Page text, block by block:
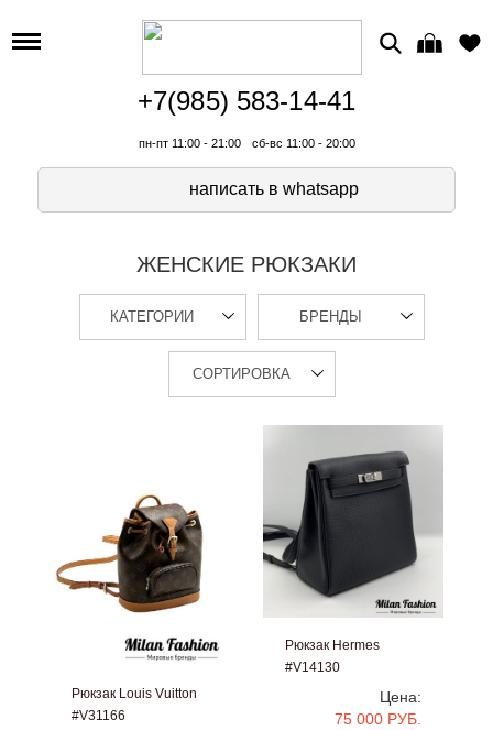
+7(985) 583-14-41
пн-пт 11:00 - 21:00 сб-вс 11:00 - 20:00
написать в whatsapp
ЖЕНСКИЕ РЮКЗАКИ
КАТЕГОРИИ БРЕНДЫ
СОРТИРОВКА
Рюкзак Louis Vuitton
#V31166
Рюкзак Hermes
#V14130
Цена:
75 000 РУБ.